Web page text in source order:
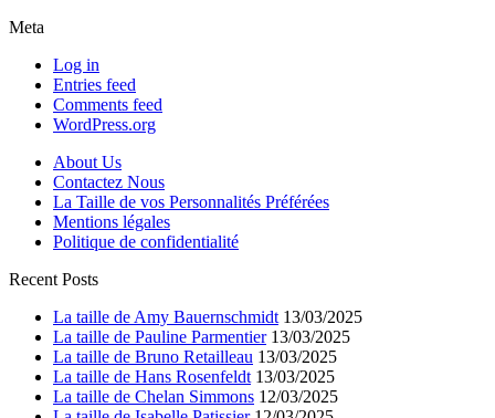
Meta
Log in
Entries feed
Comments feed
WordPress.org
About Us
Contactez Nous
La Taille de vos Personnalités Préférées
Mentions légales
Politique de confidentialité
Recent Posts
La taille de Amy Bauernschmidt 13/03/2025
La taille de Pauline Parmentier 13/03/2025
La taille de Bruno Retailleau 13/03/2025
La taille de Hans Rosenfeldt 13/03/2025
La taille de Chelan Simmons 12/03/2025